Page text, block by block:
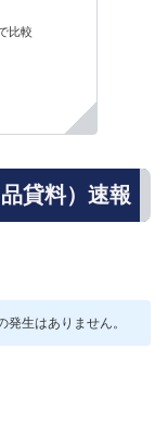
比較
貸料）速報
発生はありません。